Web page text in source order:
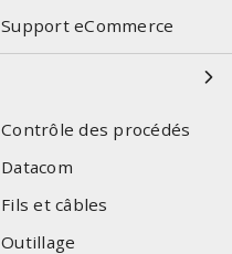
Support eCommerce
Contrôle des procédés
Datacom
Fils et câbles
Outillage